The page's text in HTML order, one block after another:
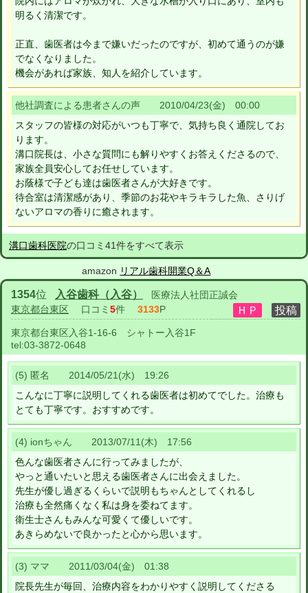
明るく清潔です。
正直、歯医者は今まで嫌いだったのですが、初めて通うのが嫌
でなくなりました。
機会があれば家族、知人を紹介しています。
他社調査による患者さんの声 2010/04/23(金) 00:00
スタッフの皆様の対応がいつも丁寧で、気持ち良く通院してお
ります。
溝口院長は、小さな質問にも解りやすくお答えくださるので、
家族全員安心してお任せしています。
お蔭様で子ども達は歯医者さんが大好きです。
待合室は清潔感があり、季節のお花やキラキラした魚、さりげ
ないアロマの香りに癒されます。
溝口歯科医院の口コミ41件をすべて表示
amazon リアル歯科開業Q＆A
1354位 入谷歯科（入谷）
医療法人社団正誠会
東京都台東区 口コミ 5件 3133P
東京都台東区入谷1-16-6 シャトー入谷1F
tel:03-3872-0648
(5) 匿名 2014/05/21(水) 19:26
こんなに丁寧に説明してくれる歯医者は初めてでした。治療も
とても丁寧です。おすすめです。
(4) ionちゃん 2013/07/11(木) 17:56
色んな歯医者さんに行ってみましたが、
やっと通いたいと思える歯医者さんに出会えました。
先生が優し過ぎるくらいで説明もちゃんとしてくれるし
治療も全然痛くなく私は身を委ねてます。
衛生士さんもみんな可愛くて優しいです。
あきらめないで良かったと心から思います。
(3) ママ 2011/03/04(金) 01:38
院長先生が毎回、治療内容をわかりやすく説明してくださる